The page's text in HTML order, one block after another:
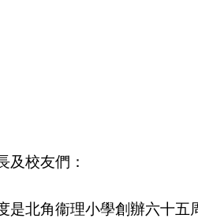
及校友們：
北角衞理小學創辦六十五